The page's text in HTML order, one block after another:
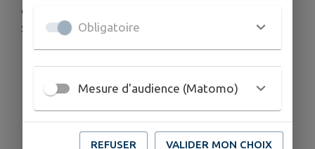
demain les stades sécheresse de la façon suivante
:
- placement au stade d'alerte renforcée
des bassins versants de la Brague (zone
Obligatoire
Mesure d'audience (Matomo)
REFUSER VALIDER MON CHOIX